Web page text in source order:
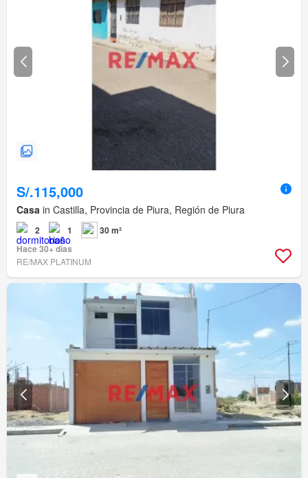
S/.115,000
Casa in Castilla, Provincia de Piura, Región de Piura
2 1
30 m²
Hace 30+ días
RE/MAX PLATINUM